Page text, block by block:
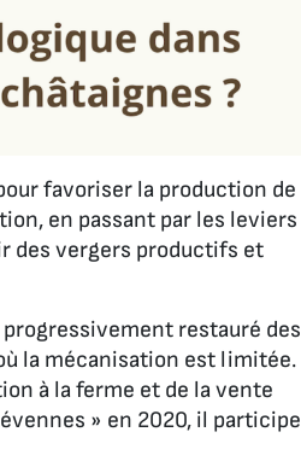
favoriser la production de
en passant par les leviers
des vergers productifs et
restauré des
la mécanisation est limitée.
à la ferme et de la vente
» en 2020, il participe